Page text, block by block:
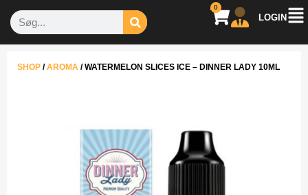
LOGIN
0
SHOP /AROMA /WATERMELON SLICES ICE – DINNER LADY 10ML